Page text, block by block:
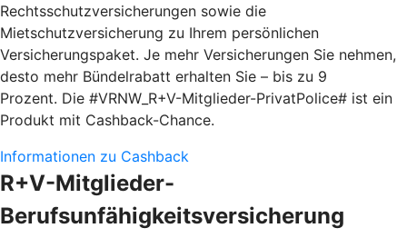
Rechtsschutzversicherungen sowie die
Mietschutzversicherung zu Ihrem persönlichen
Versicherungspaket. Je mehr Versicherungen Sie nehmen,
desto mehr Bündelrabatt erhalten Sie – bis zu 9
Prozent. Die #VRNW_R+V-Mitglieder-PrivatPolice# ist ein
Produkt mit Cashback-Chance.
Informationen zu Cashback
R+V-Mitglieder-
Berufsunfähigkeitsversicherung